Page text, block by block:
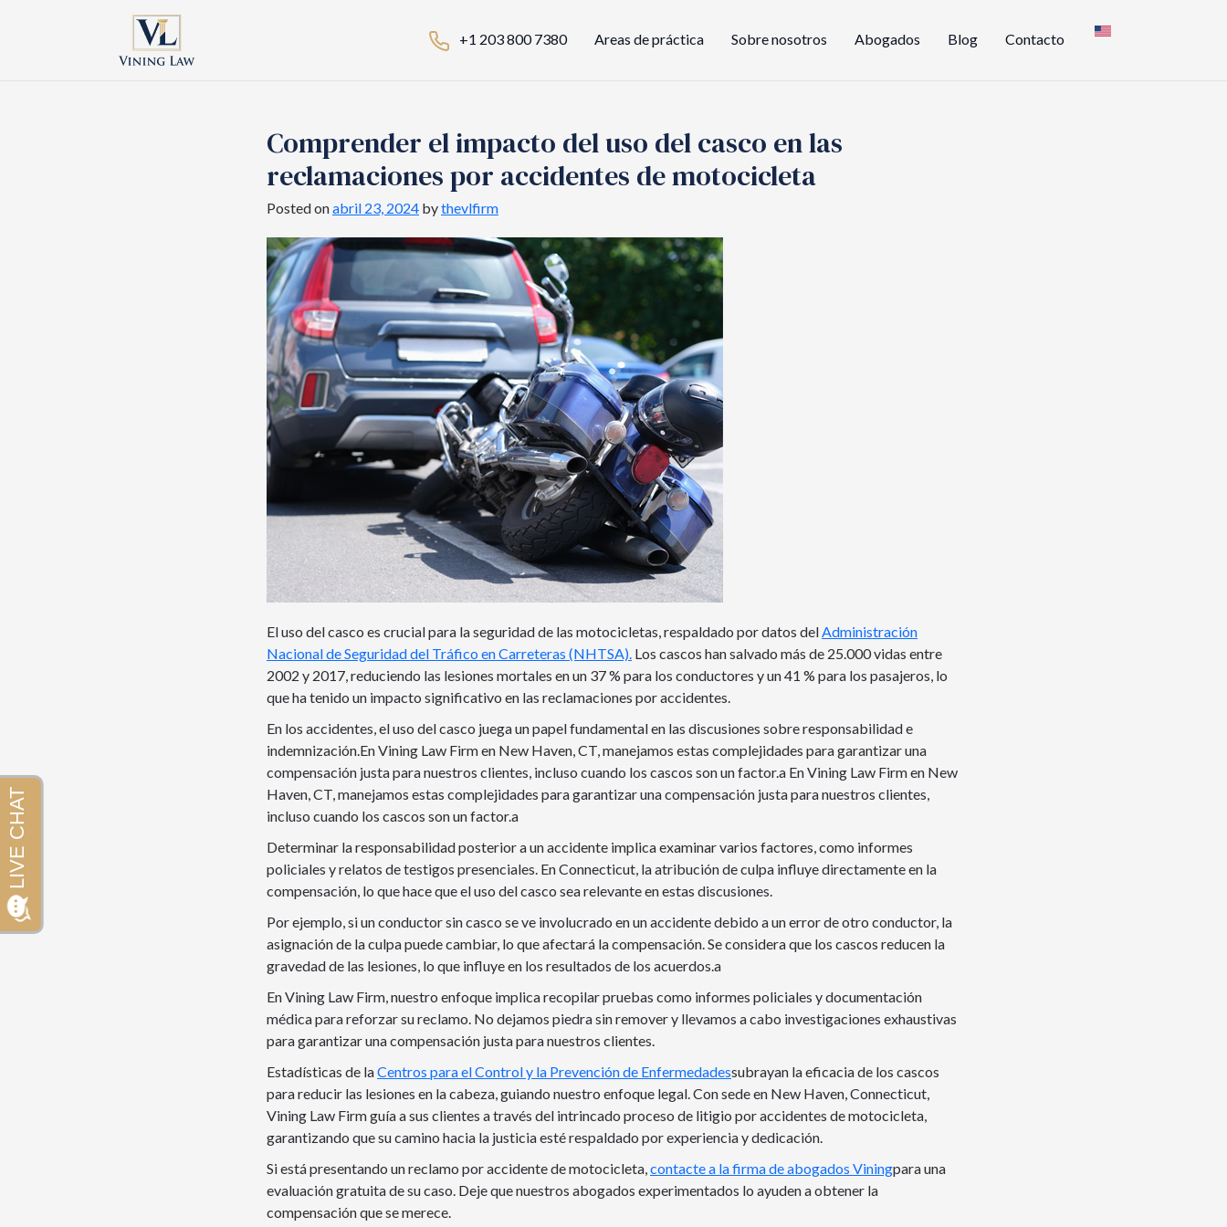
+1 203 800 7380 Areas de práctica Sobre nosotros Abogados Blog Contacto
Comprender el impacto del uso del casco en las
reclamaciones por accidentes de motocicleta
Posted onabril 23, 2024 bythevlfirm
El uso del casco es crucial para la seguridad de las motocicletas, respaldado por datos delAdministración
Nacional de Seguridad del Tráfico en Carreteras (NHTSA). Los cascos han salvado más de 25.000 vidas entre
2002 y 2017, reduciendo las lesiones mortales en un 37 % para los conductores y un 41 % para los pasajeros, lo
que ha tenido un impacto significativo en las reclamaciones por accidentes.
En los accidentes, el uso del casco juega un papel fundamental en las discusiones sobre responsabilidad e
indemnización.En Vining Law Firm en New Haven, CT, manejamos estas complejidades para garantizar una
compensación justa para nuestros clientes, incluso cuando los cascos son un factor.a En Vining Law Firm en New
Haven, CT, manejamos estas complejidades para garantizar una compensación justa para nuestros clientes,
incluso cuando los cascos son un factor.a
Determinar la responsabilidad posterior a un accidente implica examinar varios factores, como informes
policiales y relatos de testigos presenciales. En Connecticut, la atribución de culpa influye directamente en la
compensación, lo que hace que el uso del casco sea relevante en estas discusiones.
Por ejemplo, si un conductor sin casco se ve involucrado en un accidente debido a un error de otro conductor, la
asignación de la culpa puede cambiar, lo que afectará la compensación. Se considera que los cascos reducen la
gravedad de las lesiones, lo que influye en los resultados de los acuerdos.a
En Vining Law Firm, nuestro enfoque implica recopilar pruebas como informes policiales y documentación
médica para reforzar su reclamo. No dejamos piedra sin remover y llevamos a cabo investigaciones exhaustivas
para garantizar una compensación justa para nuestros clientes.
Estadísticas de laCentros para el Control y la Prevención de Enfermedadessubrayan la eficacia de los cascos
para reducir las lesiones en la cabeza, guiando nuestro enfoque legal. Con sede en New Haven, Connecticut,
Vining Law Firm guía a sus clientes a través del intrincado proceso de litigio por accidentes de motocicleta,
garantizando que su camino hacia la justicia esté respaldado por experiencia y dedicación.
Si está presentando un reclamo por accidente de motocicleta,contacte a la firma de abogados Viningpara una
evaluación gratuita de su caso. Deje que nuestros abogados experimentados lo ayuden a obtener la
compensación que se merece.